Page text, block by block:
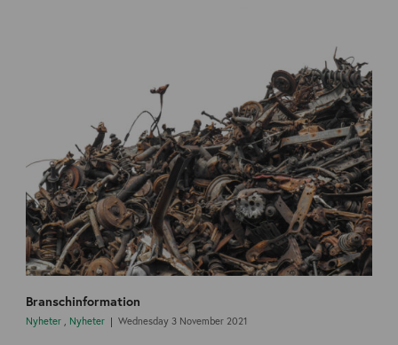
Branschinformation
Nyheter Nyheter Wednesday 3 November 2021